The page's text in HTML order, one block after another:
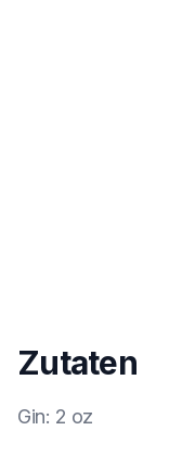
Zutaten
Gin: 2 oz